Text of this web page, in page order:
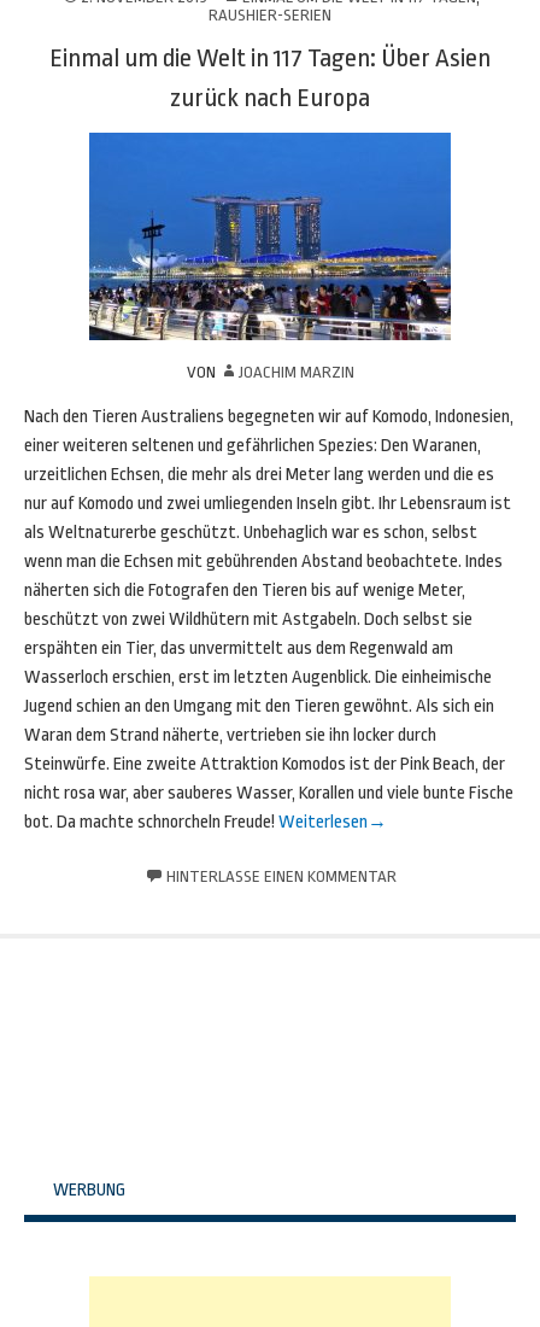
RAUSHIER-SERIEN
Einmal um die Welt in 117 Tagen: Über Asien
zurück nach Europa
VON JOACHIM MARZIN
Nach den Tieren Australiens begegneten wir auf Komodo, Indonesien,
einer weiteren seltenen und gefährlichen Spezies: Den Waranen,
urzeitlichen Echsen, die mehr als drei Meter lang werden und die es
nur auf Komodo und zwei umliegenden Inseln gibt. Ihr Lebensraum ist
als Weltnaturerbe geschützt. Unbehaglich war es schon, selbst
wenn man die Echsen mit gebührenden Abstand beobachtete. Indes
näherten sich die Fotografen den Tieren bis auf wenige Meter,
beschützt von zwei Wildhütern mit Astgabeln. Doch selbst sie
erspähten ein Tier, das unvermittelt aus dem Regenwald am
Wasserloch erschien, erst im letzten Augenblick. Die einheimische
Jugend schien an den Umgang mit den Tieren gewöhnt. Als sich ein
Waran dem Strand näherte, vertrieben sie ihn locker durch
Steinwürfe. Eine zweite Attraktion Komodos ist der Pink Beach, der
nicht rosa war, aber sauberes Wasser, Korallen und viele bunte Fische
bot. Da machte schnorcheln Freude! Weiterlesen →
HINTERLASSE EINEN KOMMENTAR
WERBUNG